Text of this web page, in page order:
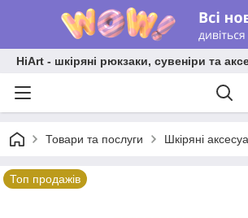
HiArt - шкіряні рюкзаки, сувеніри та
Товари та послуги Шкіряні
Топ продажів